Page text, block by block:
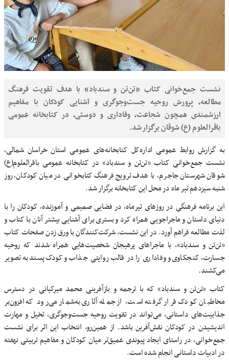
نشست جمع‌خوانی کتاب «تن‌تن و سندباد» با هدف تقویت فرهنگ
مطالعه، پرورش روحیه جست‌وجوگری و آشنایی کودکان با مفاهیم
ارزشمندی همچون شجاعت، وفاداری و دوستی، در کتابخانه عمومی
باقرالعلوم (ع) شوقان برگزار شد.
به گزارش روابط عمومی اداره‌کل کتابخانه‌های عمومی استان خراسان شمالی،
نشست جمع‌خوانی کتاب «تن‌تن و سندباد» در کتابخانه عمومی باقرالعلوم(ع)
شوقان شهرستان جاجرم، با هدف ترویج فرهنگ کتابخوانی در میان کودکان، روز
شنبه سیزدهم تیر ماه در محل این کتابخانه برگزار شد.
این برنامه فرهنگی در روزهای تیرماه، در فضایی صمیمی و آموزنده، کودکان را با
دنیای داستان و ماجراجویی همراه کرد و بستری برای آشنایی بیشتر آنان با کتاب و
لذت مطالعه فراهم آورد. در این نشست، شرکت‌کنندگان با ورق زدن صفحات کتاب
«تن‌تن و سندباد»، با ماجراهای پرهیجان شخصیت‌هایی همراه شدند که روحیه
جسارت، کنجکاوی و وفاداری را در قالب روایتی جذاب و کودک‌پسند به تصویر
می‌کشند.
کتاب «تن‌تن و سندباد» که با ترجمه و بازآفرینی محمد میرکیانی در دسترس
مخاطبان کودک قرار گرفته است، از جمله آثاری به‌شمار می‌رود که افزون‌بر
جذابیت‌های داستانی، می‌تواند در تقویت روحیه جست‌وجوگری، تخیل و مهارت
اندیشیدن در کودکان نقش‌آفرین باشد. از همین‌رو، انتخاب این اثر برای نشست
جمع‌خوانی، در راستای ایجاد پیوندی عمیق‌تر میان کودکان و مفاهیم تربیتی نهفته
در ادبیات داستانی انجام شده است.